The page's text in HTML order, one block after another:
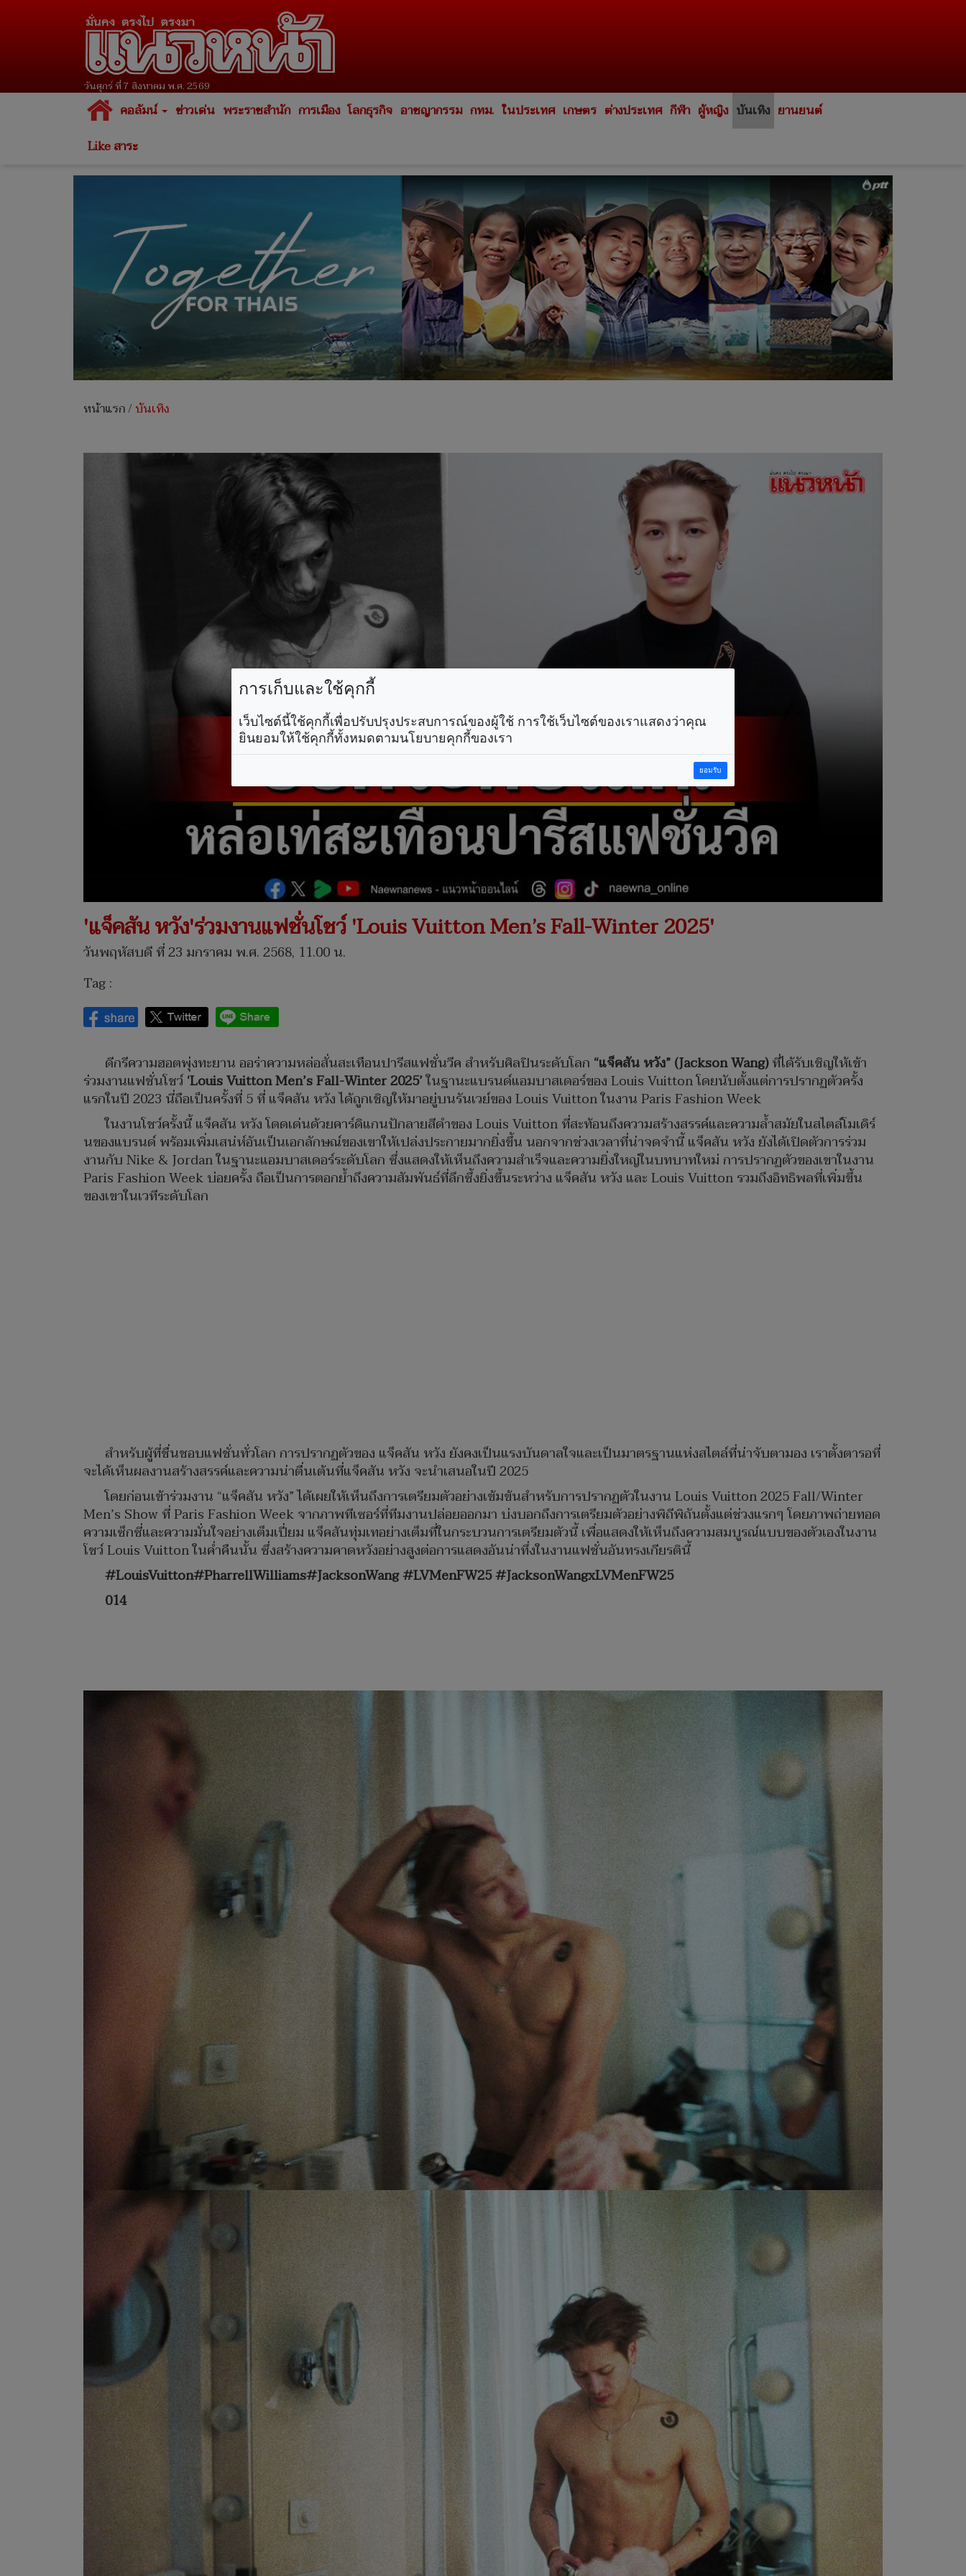
วันศุกร์ ที่ 7 สิงหาคม พ.ศ. 2569
คอลัมน์ ข่าวเด่น พระราชสำนัก การเมือง โลกธุรกิจ อาชญากรรม กทม. ในประเทศ เกษตร ต่างประเทศ กีฬา ผู้หญิง บันเทิง ยานยนต์
Like สาระ
หน้าแรก/บันเทิง
'แจ็คสัน หวัง'ร่วมงานแฟชั่นโชว์ 'Louis Vuitton Men’s Fall-Winter 2025'
วันพฤหัสบดี ที่ 23 มกราคม พ.ศ. 2568, 11.00 น.
Tag :
ดีกรีความฮอตพุ่งทะยาน ออร่าความหล่อสั่นสะเทือนปารีสแฟชั่นวีค สำหรับศิลปินระดับโลก “แจ็คสัน หวัง” (Jackson Wang)ที่ได้รับเชิญให้เข้า
ร่วมงานแฟชั่นโชว์‘Louis Vuitton Men’s Fall-Winter 2025’ในฐานะแบรนด์แอมบาสเดอร์ของ Louis Vuitton โดยนับตั้งแต่การปรากฏตัวครั้ง
แรกในปี 2023 นี่ถือเป็นครั้งที่ 5 ที่ แจ็คสัน หวัง ได้ถูกเชิญให้มาอยู่บนรันเวย์ของ Louis Vuitton ในงาน Paris Fashion Week
ในงานโชว์ครั้งนี้ แจ็คสัน หวัง โดดเด่นด้วยคาร์ดิแกนปักลายสีดำของ Louis Vuitton ที่สะท้อนถึงความสร้างสรรค์และความล้ำสมัยในสไตล์โมเดิร์
นของแบรนด์ พร้อมเพิ่มเสน่ห์อันเป็นเอกลักษณ์ของเขาให้เปล่งประกายมากยิ่งขึ้น นอกจากช่วงเวลาที่น่าจดจำนี้ แจ็คสัน หวัง ยังได้เปิดตัวการร่วม
งานกับ Nike & Jordan ในฐานะแอมบาสเดอร์ระดับโลก ซึ่งแสดงให้เห็นถึงความสำเร็จและความยิ่งใหญ่ในบทบาทใหม่ การปรากฏตัวของเขาในงาน
Paris Fashion Week บ่อยครั้ง ถือเป็นการตอกย้ำถึงความสัมพันธ์ที่ลึกซึ้งยิ่งขึ้นระหว่าง แจ็คสัน หวัง และ Louis Vuitton รวมถึงอิทธิพลที่เพิ่มขึ้น
ของเขาในเวทีระดับโลก
สำหรับผู้ที่ชื่นชอบแฟชั่นทั่วโลก การปรากฏตัวของ แจ็คสัน หวัง ยังคงเป็นแรงบันดาลใจและเป็นมาตรฐานแห่งสไตล์ที่น่าจับตามอง เราตั้งตารอที่
จะได้เห็นผลงานสร้างสรรค์และความน่าตื่นเต้นที่แจ็คสัน หวัง จะนำเสนอในปี 2025
โดยก่อนเข้าร่วมงาน “แจ็คสัน หวัง” ได้เผยให้เห็นถึงการเตรียมตัวอย่างเข้มข้นสำหรับการปรากฏตัวในงาน Louis Vuitton 2025 Fall/Winter
Men’s Show ที่ Paris Fashion Week จากภาพทีเซอร์ที่ทีมงานปล่อยออกมา บ่งบอกถึงการเตรียมตัวอย่างพิถีพิถันตั้งแต่ช่วงแรกๆ โดยภาพถ่ายทอด
ความเซ็กซี่และความมั่นใจอย่างเต็มเปี่ยม แจ็คสันทุ่มเทอย่างเต็มที่ในกระบวนการเตรียมตัวนี้ เพื่อแสดงให้เห็นถึงความสมบูรณ์แบบของตัวเองในงาน
โชว์ Louis Vuitton ในค่ำคืนนั้น ซึ่งสร้างความคาดหวังอย่างสูงต่อการแสดงอันน่าทึ่งในงานแฟชั่นอันทรงเกียรตินี้
#LouisVuitton#PharrellWilliams#JacksonWang #LVMenFW25#JacksonWangxLVMenFW25
014
การเก็บและใช้คุกกี้
เว็บไซต์นี้ใช้คุกกี้เพื่อปรับปรุงประสบการณ์ของผู้ใช้ การใช้เว็บไซต์ของเราแสดงว่าคุณ
ยินยอมให้ใช้คุกกี้ทั้งหมดตามนโยบายคุกกี้ของเรา
ยอมรับ